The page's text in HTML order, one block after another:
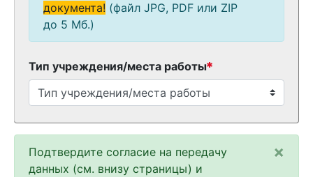
документа! (файл JPG, PDF или ZIP
до 5 Мб.)
Тип учреждения/места работы
Подтвердите согласие на передачу
данных (см. внизу страницы) и
×